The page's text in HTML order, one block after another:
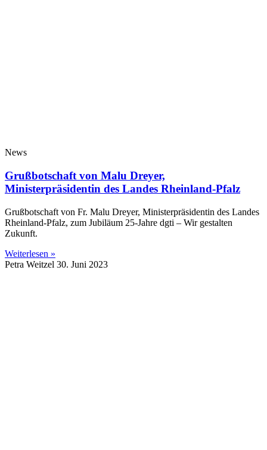
News
Grußbotschaft von Malu Dreyer,
Ministerpräsidentin des Landes Rheinland-Pfalz
Grußbotschaft von Fr. Malu Dreyer, Ministerpräsidentin des Landes
Rheinland-Pfalz, zum Jubiläum 25-Jahre dgti – Wir gestalten
Zukunft.
Weiterlesen »
Petra Weitzel 30. Juni 2023